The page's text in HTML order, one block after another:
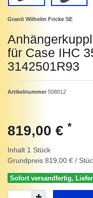
Granit Wilhelm Fricke SE
für Case IHC
3142501R93
Artikelnummer 508012
819,00 € *
Inhalt 1 Stück
Grundpreis 819,00 € /
Sofort versandfertig,